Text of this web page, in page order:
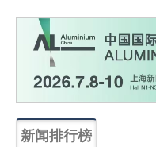
新闻排行榜